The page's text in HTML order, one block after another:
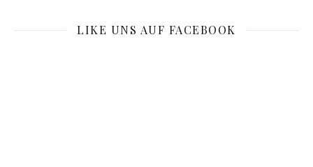
LIKE UNS AUF FACEBOOK